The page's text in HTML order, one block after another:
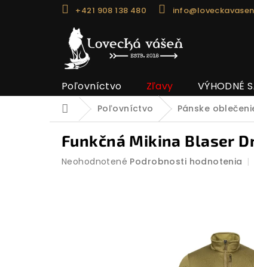
+421 908 138 480
Poľovníctvo Zľavy VÝHODNÉ
DomovPoľovníctvo Pánske
Funkčná Mikina Blaser
Priemerné
Neohodnotené Podrobnosti hodnotenia